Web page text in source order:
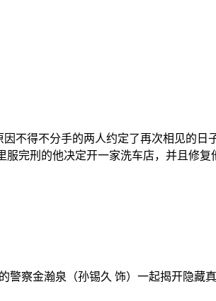
因不得不分手的两人约定了再次相见的
服完刑的他决定开一家洗车店，并且修
察金瀚泉（孙锡久 饰）一起揭开隐藏真